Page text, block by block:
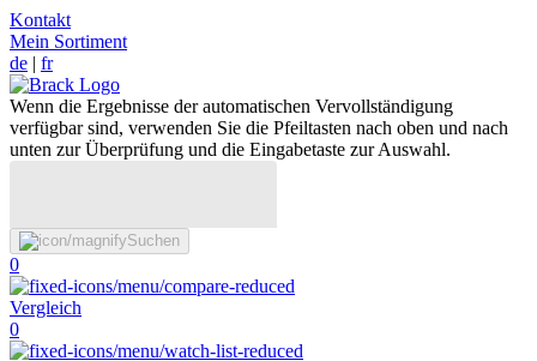
Kontakt
Mein Sortiment
de | fr
Wenn die Ergebnisse der automatischen Vervollständigung
verfügbar sind, verwenden Sie die Pfeiltasten nach oben und nach
unten zur Überprüfung und die Eingabetaste zur Auswahl.
Suchen
0
Vergleich
0